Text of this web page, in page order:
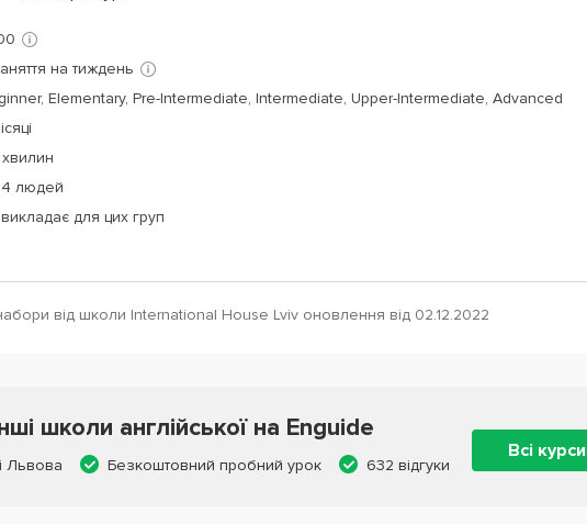
на тиждень
Elementary, Pre-Intermediate, Intermediate, Upper-Intermediate, Advanced
людей
для цих груп
від школи International House Lviv оновлення від 02.12.2022
школи англійської на Enguide
Львова Безкоштовний пробний урок 632 відгуки
Всі курси